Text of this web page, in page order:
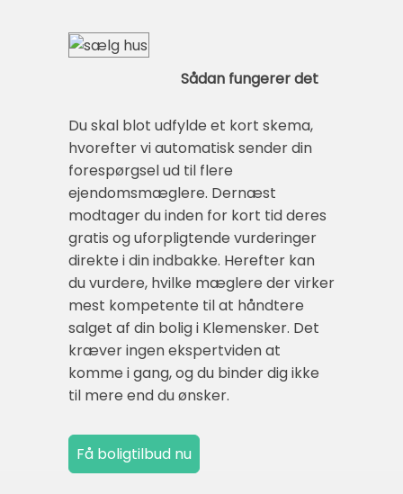
Sådan fungerer det
Du skal blot udfylde et kort skema,
hvorefter vi automatisk sender din
forespørgsel ud til flere
ejendomsmæglere. Dernæst
modtager du inden for kort tid deres
gratis og uforpligtende vurderinger
direkte i din indbakke. Herefter kan
du vurdere, hvilke mæglere der virker
mest kompetente til at håndtere
salget af din bolig i Klemensker. Det
kræver ingen ekspertviden at
komme i gang, og du binder dig ikke
til mere end du ønsker.